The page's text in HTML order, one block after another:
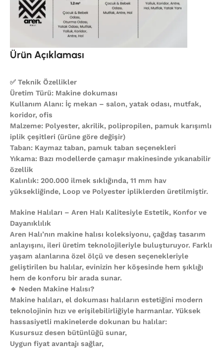
Ürün Açıklaması
✅ Teknik Özellikler
Üretim Türü: Makine dokuması
Kullanım Alanı: İç mekan – salon, yatak odası, mutfak,
koridor, ofis
Malzeme: Polyester, akrilik, polipropilen, pamuk karışımlı
iplik çeşitleri (ürüne göre değişir)
Taban: Kaymaz taban, pamuk taban seçenekleri
Yıkama: Bazı modellerde çamaşır makinesinde yıkanabilir
özellik
Kalınlık: 200.000 ilmek sıklığında, 11 mm hav
yüksekliğinde, Loop ve Polyester ipliklerden üretilmiştir.
Makine Halıları – Aren Halı Kalitesiyle Estetik, Konfor ve
Dayanıklılık
Aren Halı’nın makine halısı koleksiyonu, çağdaş tasarım
anlayışını, ileri üretim teknolojileriyle buluşturuyor. Farklı
yaşam alanlarına özel ölçü ve desen seçenekleriyle
geliştirilen bu halılar, evinizin her köşesinde hem şıklığı
hem de konforu bir arada sunar.
🔹 Neden Makine Halısı?
Makine halıları, el dokuması halıların estetiğini modern
teknolojinin hızı ve erişilebilirliğiyle harmanlar. Yüksek
hassasiyetli makinelerde dokunan bu halılar:
Kusursuz desen bütünlüğü sunar,
Uygun fiyat avantajı sağlar,